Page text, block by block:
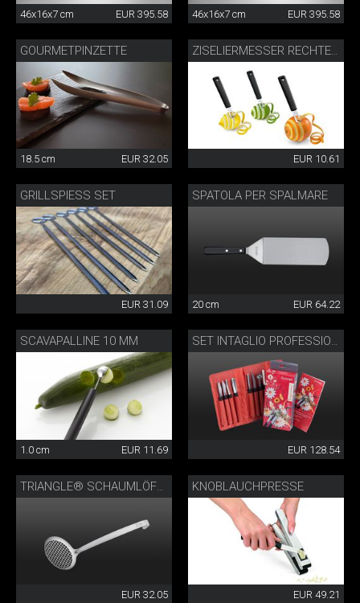
46x16x7 cm EUR 395.58 46x16x7 cm EUR 395.58
GOURMETPINZETTE
18.5 cm EUR 32.05 EUR 10.61
GRILLSPIESS SET
EUR 31.09
SPATOLA PER SPALMARE
20 cm EUR 64.22
SCAVAPALLINE 10 MM
1.0 cm EUR 11.69 EUR 128.54
EUR 32.05
KNOBLAUCHPRESSE
EUR 49.21